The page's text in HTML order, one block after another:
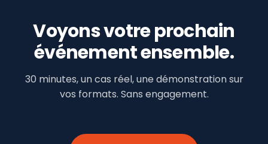
Voyons votre prochain
événement ensemble.
30 minutes, un cas réel, une démonstration sur
vos formats. Sans engagement.